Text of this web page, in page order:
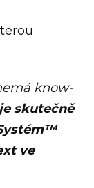
know-
je skutečně
ve